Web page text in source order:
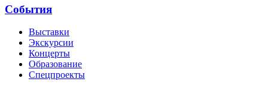
События
Выставки
Экскурсии
Концерты
Образование
Спецпроекты